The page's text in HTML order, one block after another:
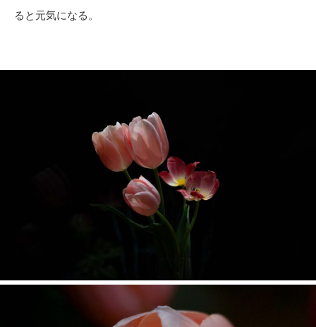
ると元気になる。